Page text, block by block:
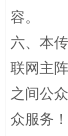
东山县通报
容。
六、本
联网主
之间公
众服务